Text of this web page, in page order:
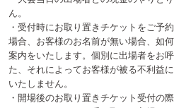
・当日券の販売価格は4,000円です。
・当日は実行委員の誘導・指示に従いお並びく
る当日券の枚数は限りがございます。
・お並びいただいた順番によっては、ご購入い
ますので、あらかじめご了承ください。また、
しするため、当日券のご購入はお一人様1枚ま
・アディショナルパスの当日販売を行う際には
X(@UNIDOL_EXCO)より告知いたします。こち
りがございます。予めご了承ください。